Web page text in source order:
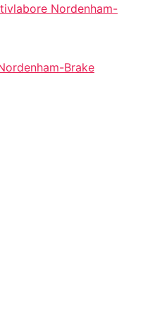
Nordenham-
Brake